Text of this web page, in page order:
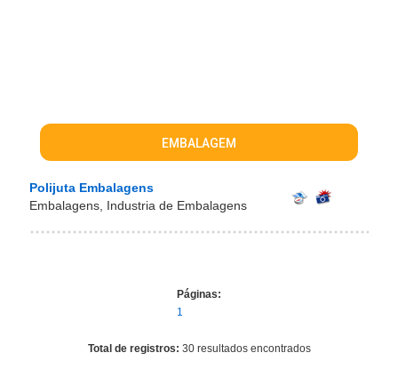
EMBALAGEM
Polijuta Embalagens
Embalagens, Industria de Embalagens
Páginas:
1
Total de registros: 30 resultados encontrados